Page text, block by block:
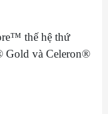
thế hệ thứ
Gold và Celeron®